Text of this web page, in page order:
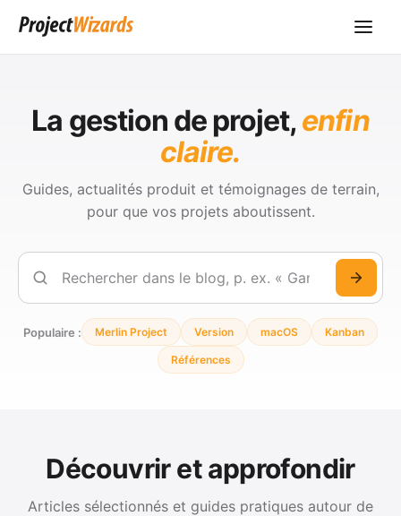
La gestion de projet,enfin
claire.
Guides, actualités produit et témoignages de terrain,
pour que vos projets aboutissent.
Rechercher
Populaire : Merlin Project Version macOS Kanban
Références
Découvrir et approfondir
Articles sélectionnés et guides pratiques autour de